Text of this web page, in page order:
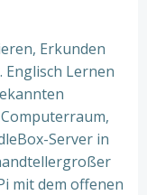
Erkunden
Lernen
Server in
mit dem offenen